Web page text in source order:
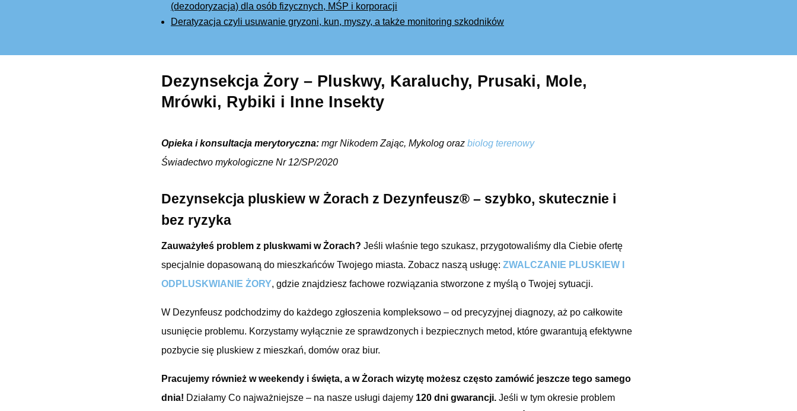
(dezodoryzacja) dla osób fizycznych, MŚP i korporacji
Deratyzacja czyli usuwanie gryzoni, kun, myszy, a także monitoring szkodników
Dezynsekcja Żory – Pluskwy, Karaluchy, Prusaki, Mole,
Mrówki, Rybiki i Inne Insekty
Opieka i konsultacja merytoryczna: mgr Nikodem Zając, Mykolog oraz biolog terenowy
Świadectwo mykologiczne Nr 12/SP/2020
Dezynsekcja pluskiew w Żorach z Dezynfeusz® – szybko, skutecznie i
bez ryzyka
Zauważyłeś problem z pluskwami w Żorach? Jeśli właśnie tego szukasz, przygotowaliśmy dla Ciebie ofertę
specjalnie dopasowaną do mieszkańców Twojego miasta. Zobacz naszą usługę: ZWALCZANIE PLUSKIEW I
ODPLUSKWIANIE ŻORY, gdzie znajdziesz fachowe rozwiązania stworzone z myślą o Twojej sytuacji.
W Dezynfeusz podchodzimy do każdego zgłoszenia kompleksowo – od precyzyjnej diagnozy, aż po całkowite
usunięcie problemu. Korzystamy wyłącznie ze sprawdzonych i bezpiecznych metod, które gwarantują efektywne
pozbycie się pluskiew z mieszkań, domów oraz biur.
Pracujemy również w weekendy i święta, a w Żorach wizytę możesz często zamówić jeszcze tego samego
dnia! Działamy Co najważniejsze – na nasze usługi dajemy 120 dni gwarancji. Jeśli w tym okresie problem